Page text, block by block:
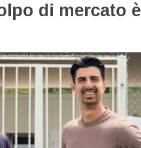
di mercato è